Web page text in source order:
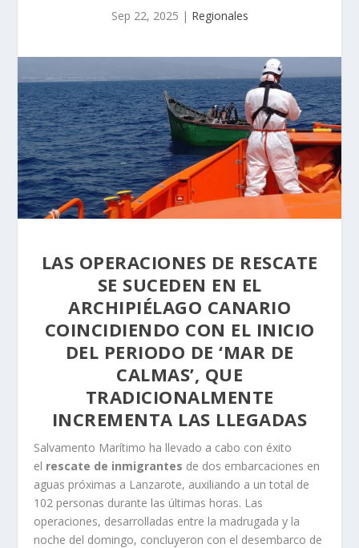
Sep 22, 2025 | Regionales
LAS OPERACIONES DE RESCATE
SE SUCEDEN EN EL
ARCHIPIÉLAGO CANARIO
COINCIDIENDO CON EL INICIO
DEL PERIODO DE ‘MAR DE
CALMAS’, QUE
TRADICIONALMENTE
INCREMENTA LAS LLEGADAS
Salvamento Marítimo ha llevado a cabo con éxito
el rescate de inmigrantes de dos embarcaciones en
aguas próximas a Lanzarote, auxiliando a un total de
102 personas durante las últimas horas. Las
operaciones, desarrolladas entre la madrugada y la
noche del domingo, concluyeron con el desembarco de